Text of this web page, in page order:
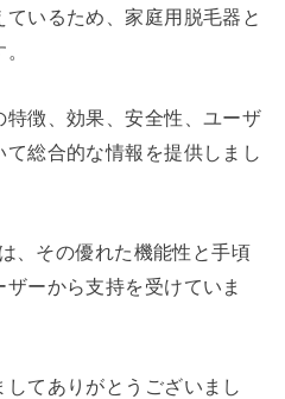
いるため、家庭用脱毛器と
特徴、効果、安全性、ユーザ
総合的な情報を提供しまし
、その優れた機能性と手頃
ーから支持を受けていま
てありがとうございまし